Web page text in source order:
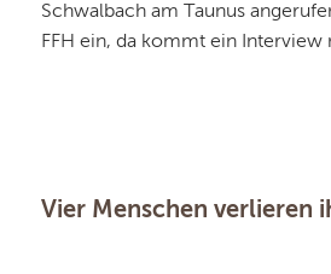
Schwalbach am Taunus
FFH ein, da kommt ein Interview
Vier Menschen verlieren